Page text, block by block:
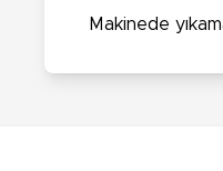
Makinede